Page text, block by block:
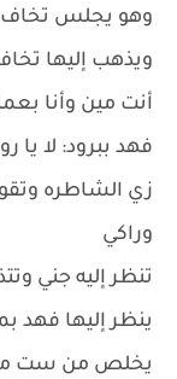
وهو يجلس تخاف
ويذهب إليها
أنت مين وأنا
فهد ببرود: لا
زي الشاطره
وراكي
تنظر إليه جني
ينظر إليها فهد
يخلص من ست